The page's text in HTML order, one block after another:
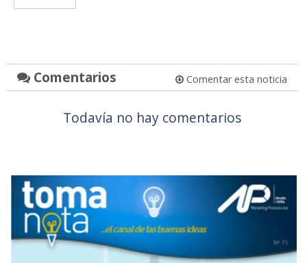
Comentarios Comentar esta noticia
Todavía no hay comentarios